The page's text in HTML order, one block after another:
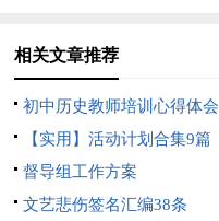
相关文章推荐
初中历史教师培训心得体会
【实用】活动计划合集9篇
督导组工作方案
文艺悲伤签名汇编38条